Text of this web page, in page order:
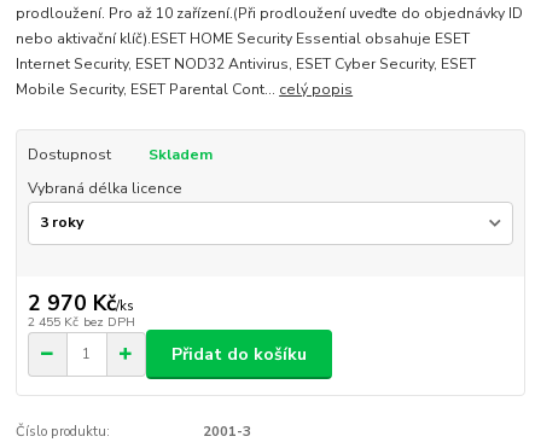
prodloužení. Pro až 10 zařízení.(Při prodloužení uveďte do objednávky ID
nebo aktivační klíč).ESET HOME Security Essential obsahuje ESET
Internet Security, ESET NOD32 Antivirus, ESET Cyber Security, ESET
Mobile Security, ESET Parental Cont... celý popis
Dostupnost
Skladem
Vybraná délka licence
2 970 Kč/ks
2 455 Kč bez DPH
Přidat do košíku
Číslo produktu: 2001-3